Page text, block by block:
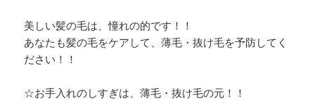
美しい髪の毛は、憧れの的です！！
あなたも髪の毛をケアして、薄毛・抜け毛を予防してく
ださい！！
☆お手入れのしすぎは、薄毛・抜け毛の元！！